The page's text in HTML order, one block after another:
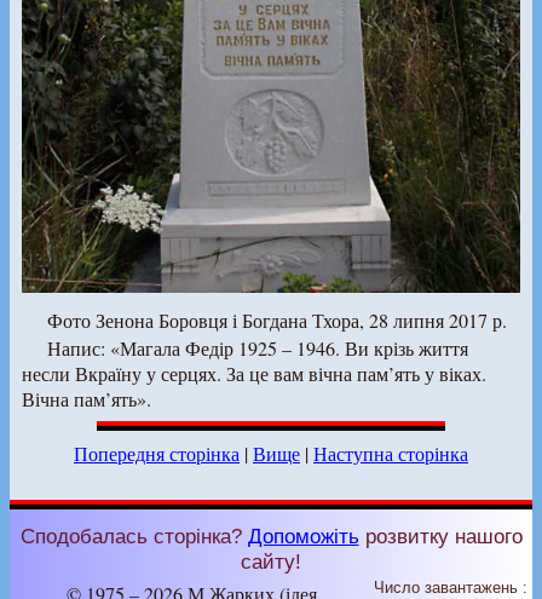
Фото Зенона Боровця і Богдана Тхора, 28 липня 2017 р.
Напис: «Магала Федір 1925 – 1946. Ви крізь життя
несли Вкраїну у серцях. За це вам вічна пам’ять у віках.
Вічна пам’ять».
Попередня сторінка |Вище |Наступна сторінка
Сподобалась сторінка? Допоможіть розвитку нашого
сайту!
© 1975 – 2026 М.Жарких (ідея,
Число завантажень :